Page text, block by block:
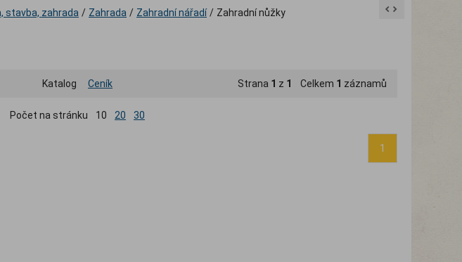
stavba, zahrada / Zahrada / Zahradní nářadí / Zahradní nůžky
Katalog Ceník Strana 1 z 1 Celkem 1 záznamů
Počet na stránku 10 20 30
1